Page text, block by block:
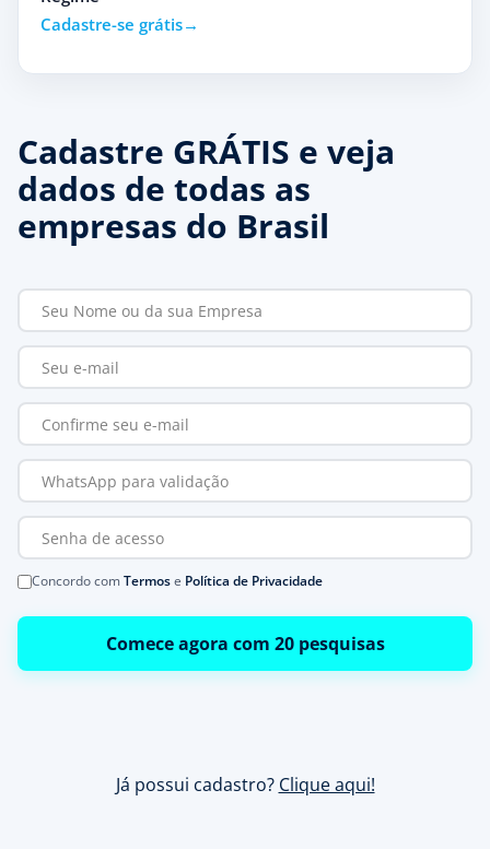
Cadastre-se grátis
Cadastre GRÁTIS e veja
dados de todas as
empresas do Brasil
Concordo comTermose Política de Privacidade
Comece agora com 20 pesquisas
Já possui cadastro? Clique aqui!